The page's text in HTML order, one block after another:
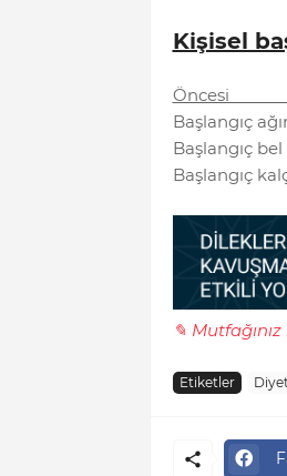
Kişisel
Başlangıç
Başlangıç
Başlangıç
✎
Etiketler